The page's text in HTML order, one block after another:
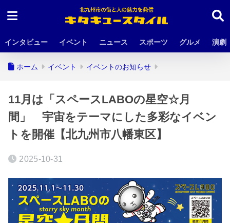
インタビュー イベント ニュース スポーツ グルメ 演劇
ホーム イベント イベントのお知らせ
11月は「スペースLABOの星空☆月
間」 宇宙をテーマにした多彩なイベン
トを開催【北九州市八幡東区】
2025-10-31